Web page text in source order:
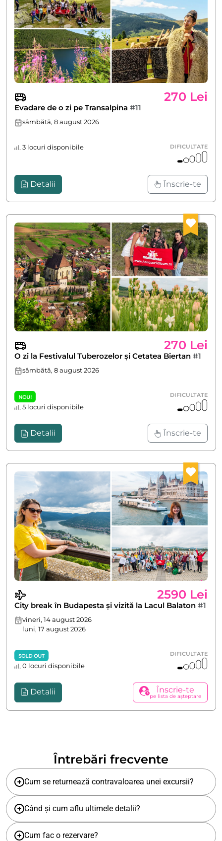
270 Lei
Evadare de o zi pe Transalpina #11
sâmbătă, 8 august 2026
3 locuri disponibile DIFICULTATE
Detalii Înscrie-te
270 Lei
O zi la Festivalul Tuberozelor și Cetatea Biertan #1
sâmbătă, 8 august 2026
NOU!
5 locuri disponibile
DIFICULTATE
Detalii Înscrie-te
2590 Lei
City break în Budapesta și vizită la Lacul Balaton #1
vineri, 14 august 2026
luni, 17 august 2026
SOLD OUT
0 locuri disponibile
DIFICULTATE
Detalii Înscrie-te
pe lista de așteptare
Întrebări frecvente
Cum se returnează contravaloarea unei excursii?
Când și cum aflu ultimele detalii?
Cum fac o rezervare?